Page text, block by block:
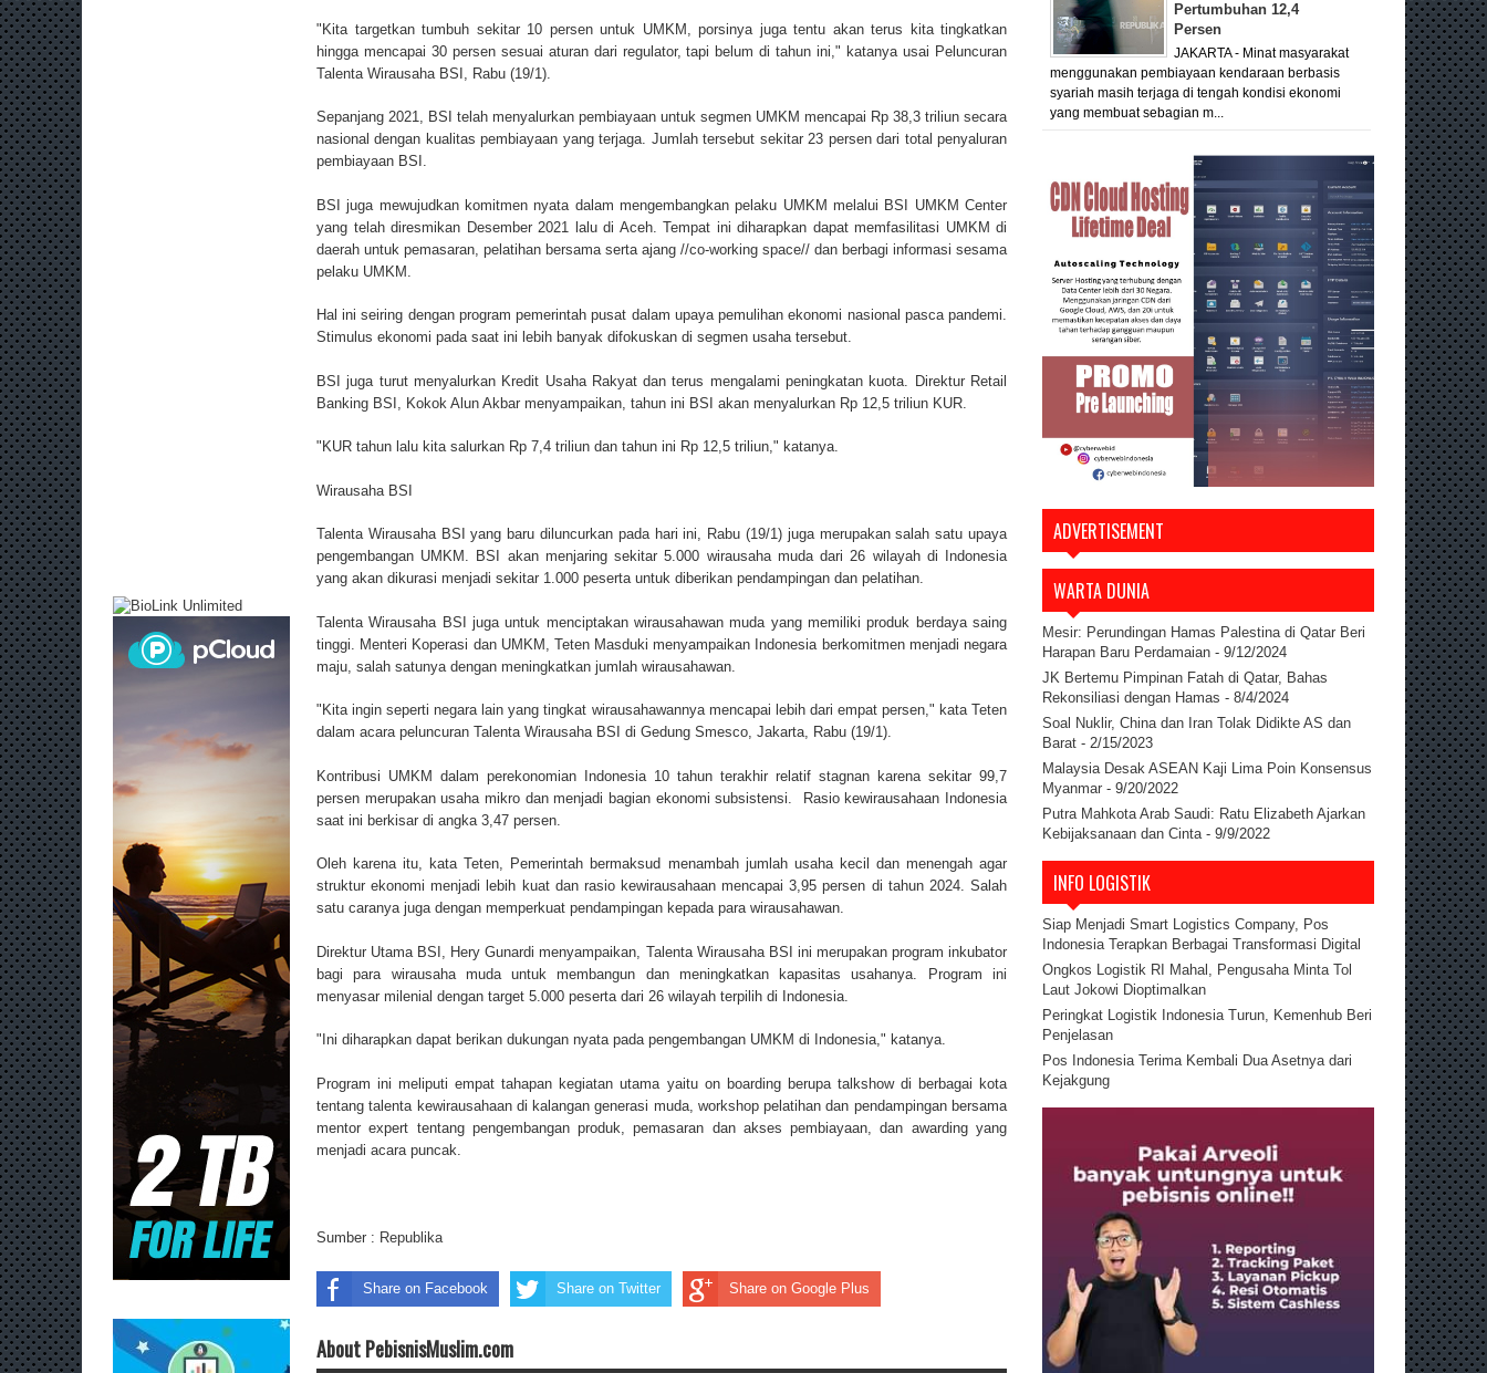
"Kita targetkan tumbuh sekitar 10 persen untuk UMKM, porsinya juga tentu akan terus kita tingkatkan
hingga mencapai 30 persen sesuai aturan dari regulator, tapi belum di tahun ini," katanya usai Peluncuran
Talenta Wirausaha BSI, Rabu (19/1).
Sepanjang 2021, BSI telah menyalurkan pembiayaan untuk segmen UMKM mencapai Rp 38,3 triliun secara
nasional dengan kualitas pembiayaan yang terjaga. Jumlah tersebut sekitar 23 persen dari total penyaluran
pembiayaan BSI.
BSI juga mewujudkan komitmen nyata dalam mengembangkan pelaku UMKM melalui BSI UMKM Center
yang telah diresmikan Desember 2021 lalu di Aceh. Tempat ini diharapkan dapat memfasilitasi UMKM di
daerah untuk pemasaran, pelatihan bersama serta ajang //co-working space// dan berbagi informasi sesama
pelaku UMKM.
Hal ini seiring dengan program pemerintah pusat dalam upaya pemulihan ekonomi nasional pasca pandemi.
Stimulus ekonomi pada saat ini lebih banyak difokuskan di segmen usaha tersebut.
BSI juga turut menyalurkan Kredit Usaha Rakyat dan terus mengalami peningkatan kuota. Direktur Retail
Banking BSI, Kokok Alun Akbar menyampaikan, tahun ini BSI akan menyalurkan Rp 12,5 triliun KUR.
"KUR tahun lalu kita salurkan Rp 7,4 triliun dan tahun ini Rp 12,5 triliun," katanya.
Wirausaha BSI
Talenta Wirausaha BSI yang baru diluncurkan pada hari ini, Rabu (19/1) juga merupakan salah satu upaya
pengembangan UMKM. BSI akan menjaring sekitar 5.000 wirausaha muda dari 26 wilayah di Indonesia
yang akan dikurasi menjadi sekitar 1.000 peserta untuk diberikan pendampingan dan pelatihan.
Talenta Wirausaha BSI juga untuk menciptakan wirausahawan muda yang memiliki produk berdaya saing
tinggi. Menteri Koperasi dan UMKM, Teten Masduki menyampaikan Indonesia berkomitmen menjadi negara
maju, salah satunya dengan meningkatkan jumlah wirausahawan.
"Kita ingin seperti negara lain yang tingkat wirausahawannya mencapai lebih dari empat persen," kata Teten
dalam acara peluncuran Talenta Wirausaha BSI di Gedung Smesco, Jakarta, Rabu (19/1).
Kontribusi UMKM dalam perekonomian Indonesia 10 tahun terakhir relatif stagnan karena sekitar 99,7
persen merupakan usaha mikro dan menjadi bagian ekonomi subsistensi. Rasio kewirausahaan Indonesia
saat ini berkisar di angka 3,47 persen.
Oleh karena itu, kata Teten, Pemerintah bermaksud menambah jumlah usaha kecil dan menengah agar
struktur ekonomi menjadi lebih kuat dan rasio kewirausahaan mencapai 3,95 persen di tahun 2024. Salah
satu caranya juga dengan memperkuat pendampingan kepada para wirausahawan.
Direktur Utama BSI, Hery Gunardi menyampaikan, Talenta Wirausaha BSI ini merupakan program inkubator
bagi para wirausaha muda untuk membangun dan meningkatkan kapasitas usahanya. Program ini
menyasar milenial dengan target 5.000 peserta dari 26 wilayah terpilih di Indonesia.
"Ini diharapkan dapat berikan dukungan nyata pada pengembangan UMKM di Indonesia," katanya.
Program ini meliputi empat tahapan kegiatan utama yaitu on boarding berupa talkshow di berbagai kota
tentang talenta kewirausahaan di kalangan generasi muda, workshop pelatihan dan pendampingan bersama
mentor expert tentang pengembangan produk, pemasaran dan akses pembiayaan, dan awarding yang
menjadi acara puncak.
Sumber : Republika
Share on Facebook Share on Twitter Share on Google Plus
About PebisnisMuslim.com
Pertumbuhan 12,4
Persen
JAKARTA - Minat masyarakat
menggunakan pembiayaan kendaraan berbasis
syariah masih terjaga di tengah kondisi ekonomi
yang membuat sebagian m...
ADVERTISEMENT
WARTA DUNIA
Mesir: Perundingan Hamas Palestina di Qatar Beri
Harapan Baru Perdamaian - 9/12/2024
JK Bertemu Pimpinan Fatah di Qatar, Bahas
Rekonsiliasi dengan Hamas - 8/4/2024
Soal Nuklir, China dan Iran Tolak Didikte AS dan
Barat - 2/15/2023
Malaysia Desak ASEAN Kaji Lima Poin Konsensus
Myanmar - 9/20/2022
Putra Mahkota Arab Saudi: Ratu Elizabeth Ajarkan
Kebijaksanaan dan Cinta - 9/9/2022
INFO LOGISTIK
Siap Menjadi Smart Logistics Company, Pos
Indonesia Terapkan Berbagai Transformasi Digital
Ongkos Logistik RI Mahal, Pengusaha Minta Tol
Laut Jokowi Dioptimalkan
Peringkat Logistik Indonesia Turun, Kemenhub Beri
Penjelasan
Pos Indonesia Terima Kembali Dua Asetnya dari
Kejakgung